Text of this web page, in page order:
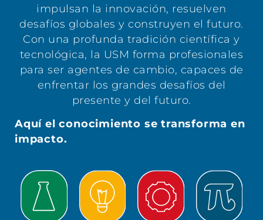
impulsan la innovación, resuelven
desafíos globales y construyen el futuro.
Con una profunda tradición científica y
tecnológica, la USM forma profesionales
para ser agentes de cambio, capaces de
enfrentar los grandes desafíos del
presente y del futuro.
Aquí el conocimiento se transforma en
impacto.